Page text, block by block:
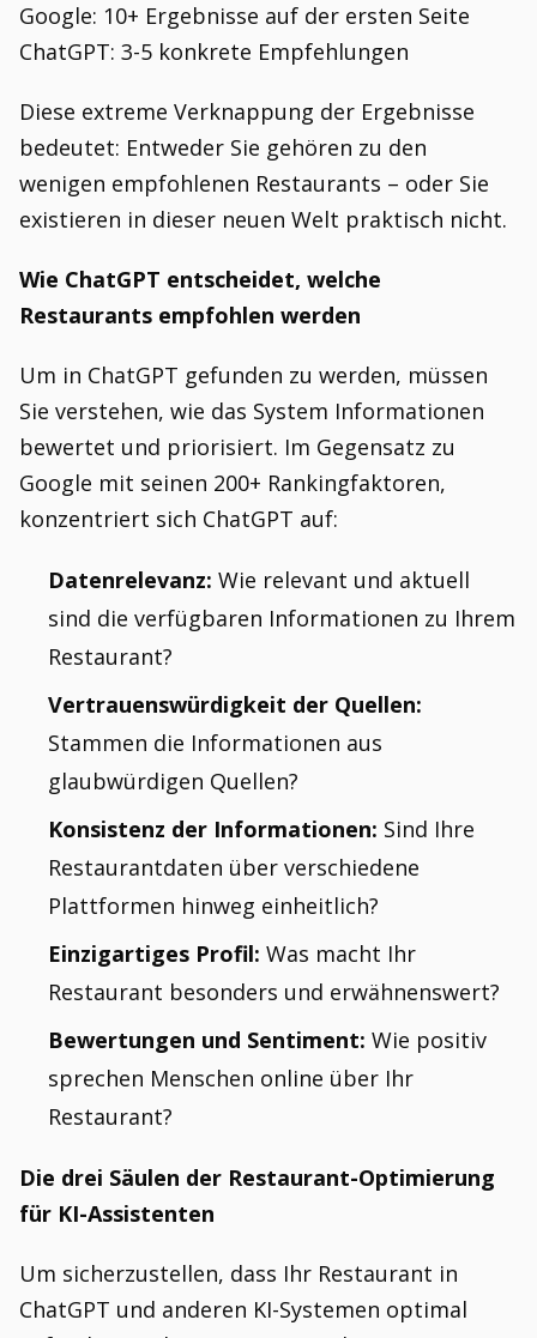
Google: 10+ Ergebnisse auf der ersten Seite
ChatGPT: 3-5 konkrete Empfehlungen
Diese extreme Verknappung der Ergebnisse
bedeutet: Entweder Sie gehören zu den
wenigen empfohlenen Restaurants – oder Sie
existieren in dieser neuen Welt praktisch nicht.
Wie ChatGPT entscheidet, welche
Restaurants empfohlen werden
Um in ChatGPT gefunden zu werden, müssen
Sie verstehen, wie das System Informationen
bewertet und priorisiert. Im Gegensatz zu
Google mit seinen 200+ Rankingfaktoren,
konzentriert sich ChatGPT auf:
Datenrelevanz: Wie relevant und aktuell
sind die verfügbaren Informationen zu Ihrem
Restaurant?
Vertrauenswürdigkeit der Quellen:
Stammen die Informationen aus
glaubwürdigen Quellen?
Konsistenz der Informationen: Sind Ihre
Restaurantdaten über verschiedene
Plattformen hinweg einheitlich?
Einzigartiges Profil: Was macht Ihr
Restaurant besonders und erwähnenswert?
Bewertungen und Sentiment: Wie positiv
sprechen Menschen online über Ihr
Restaurant?
Die drei Säulen der Restaurant-Optimierung
für KI-Assistenten
Um sicherzustellen, dass Ihr Restaurant in
ChatGPT und anderen KI-Systemen optimal